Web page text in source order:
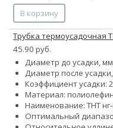
В корзину
Трубка термоусадочная
45.90 руб.
Диаметр до усадки,
Диаметр после
Коэффициент усадки: 2
Материал: полиолефин
Наименование: ТНТ
Оптимальный